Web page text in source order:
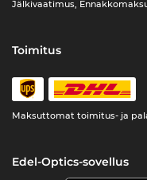
Jälkivaatimus,
Toimitus
Maksuttomat toimitus- ja
Edel-Optics-sovellus